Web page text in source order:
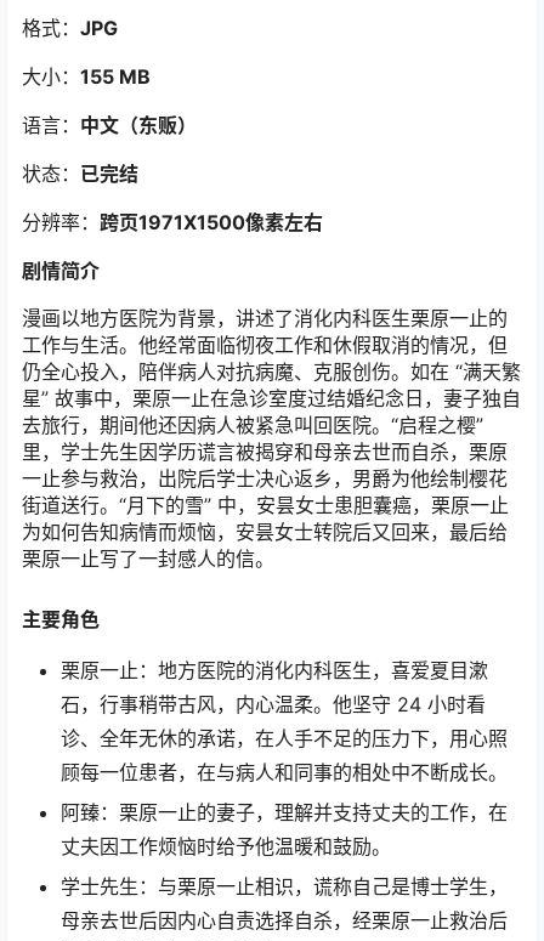
格式： JPG
大小： 155 MB
语言： 中文（东贩）
状态： 已完结
分辨率： 跨页1971X1500像素左右
剧情简介
漫画以地方医院为背景，讲述了消化内科医生栗原一止的
工作与生活。他经常面临彻夜工作和休假取消的情况，但
仍全心投入，陪伴病人对抗病魔、克服创伤。如在 “满天繁
星” 故事中，栗原一止在急诊室度过结婚纪念日，妻子独自
去旅行，期间他还因病人被紧急叫回医院。“启程之樱”
里，学士先生因学历谎言被揭穿和母亲去世而自杀，栗原
一止参与救治，出院后学士决心返乡，男爵为他绘制樱花
街道送行。“月下的雪” 中，安昙女士患胆囊癌，栗原一止
为如何告知病情而烦恼，安昙女士转院后又回来，最后给
栗原一止写了一封感人的信。
主要角色
栗原一止：地方医院的消化内科医生，喜爱夏目漱
石，行事稍带古风，内心温柔。他坚守 24 小时看
诊、全年无休的承诺，在人手不足的压力下，用心照
顾每一位患者，在与病人和同事的相处中不断成长。
阿臻：栗原一止的妻子，理解并支持丈夫的工作，在
丈夫因工作烦恼时给予他温暖和鼓励。
学士先生：与栗原一止相识，谎称自己是博士学生，
母亲去世后因内心自责选择自杀，经栗原一止救治后